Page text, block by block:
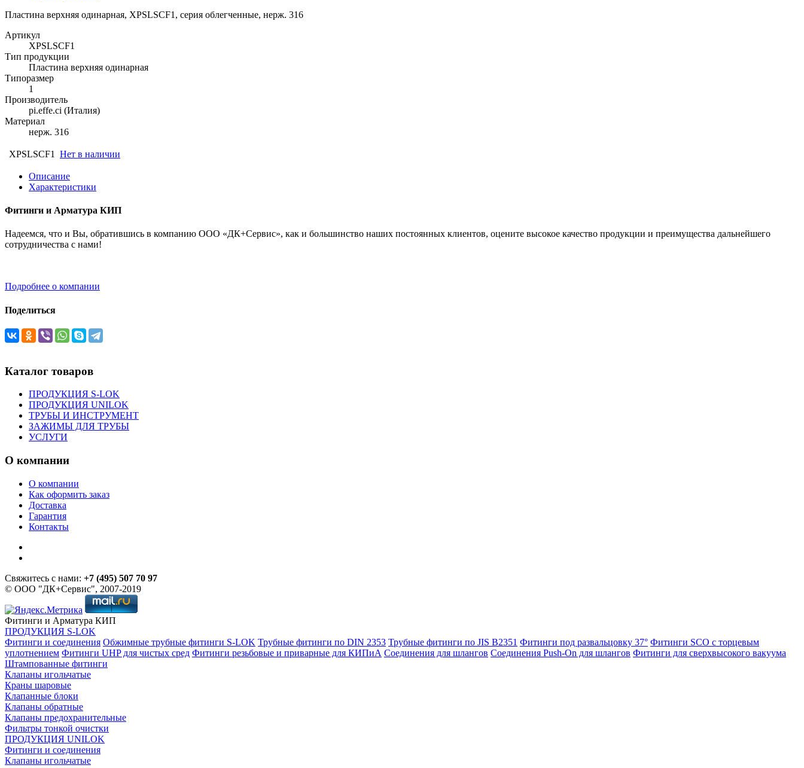
Пластина верхняя одинарная, XPSLSCF1, серия облегченные, нерж. 316
Артикул
XPSLSCF1
Тип продукции
Пластина верхняя одинарная
Типоразмер
1
Производитель
pi.effe.ci (Италия)
Материал
нерж. 316
XPSLSCF1 Нет в наличии
Описание
Характеристики
Фитинги и Арматура КИП
Надеемся, что и Вы, обратившись в компанию ООО «ДК+Сервис», как и большинство наших постоянных клиентов, оцените высокое качество продукции и преимущества дальнейшего
сотрудничества с нами!
Подробнее о компании
Поделиться
Каталог товаров
ПРОДУКЦИЯ S-LOK
ПРОДУКЦИЯ UNILOK
ТРУБЫ И ИНСТРУМЕНТ
ЗАЖИМЫ ДЛЯ ТРУБЫ
УСЛУГИ
О компании
О компании
Как оформить заказ
Доставка
Гарантия
Контакты
Свяжитесь с нами: +7 (495) 507 70 97
© ООО "ДК+Сервис", 2007-2019
Фитинги и Арматура КИП
ПРОДУКЦИЯ S-LOK
Фитинги и соединения Обжимные трубные фитинги S-LOK Трубные фитинги по DIN 2353 Трубные фитинги по JIS B2351 Фитинги под развальцовку 37° Фитинги SCO с торцевым
уплотнением Фитинги UHP для чистых сред Фитинги резьбовые и приварные для КИПиА Соединения для шлангов Соединения Push-On для шлангов Фитинги для сверхвысокого вакуума
Штампованные фитинги
Клапаны игольчатые
Краны шаровые
Клапанные блоки
Клапаны обратные
Клапаны предохранительные
Фильтры тонкой очистки
ПРОДУКЦИЯ UNILOK
Фитинги и соединения
Клапаны игольчатые